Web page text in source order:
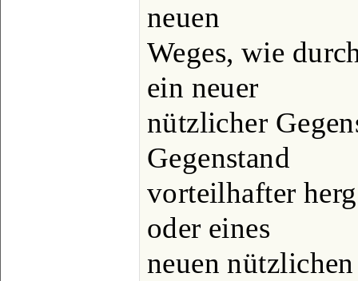
neuen
Weges, wie
ein neuer
nützlicher
Gegenstand
vorteilhafter
oder eines
neuen